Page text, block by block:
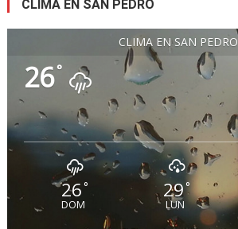
CLIMA EN SAN PEDRO
CLIMA EN SAN PEDRO
26°
26°
DOM
29 °
LUN